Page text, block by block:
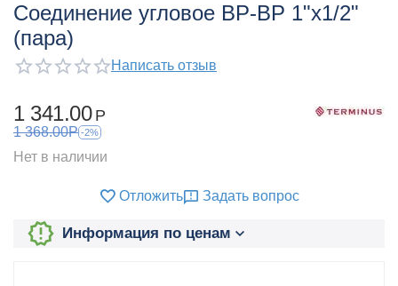
Соединение угловое ВР-ВР 1"х1/2"
(пара)
Написать отзыв
1 341.00 Р
1 368.00Р -2%
Нет в наличии
Отложить Задать вопрос
Информация по ценам